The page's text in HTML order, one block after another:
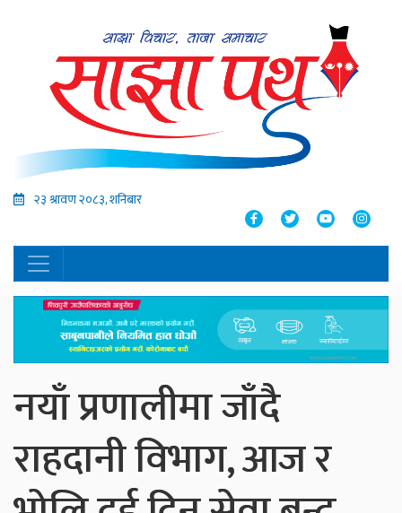
२३ श्रावण २०८३, शनिबार
नयाँ प्रणालीमा जाँदै
राहदानी विभाग, आज र